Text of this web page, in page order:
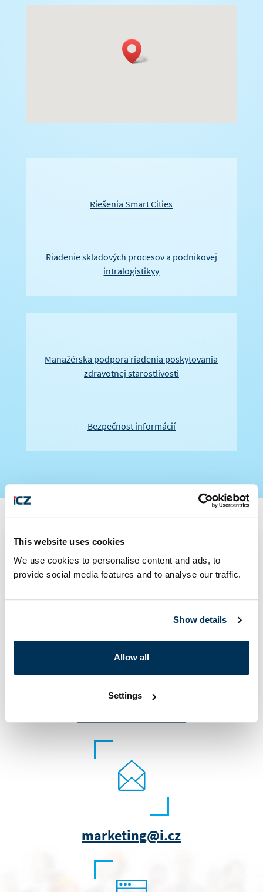
This website uses cookies
We use cookies to personalise content and ads, to
provide social media features and to analyse our traffic.
Show details
Allow all
Settings
Riešenia Smart Cities
Riadenie skladových procesov a podnikovej
intralogistikyy
Manažérska podpora riadenia poskytovania
zdravotnej starostlivosti
Bezpečnosť informácií
Máte otázku alebo
záujem o naše
služby?
marketing@i.cz